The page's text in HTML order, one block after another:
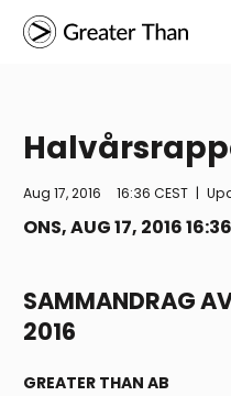
Aug 17, 2016 16:36 CEST |
ONS, AUG 17, 2016
SAMMANDRAG
2016
GREATER THAN AB